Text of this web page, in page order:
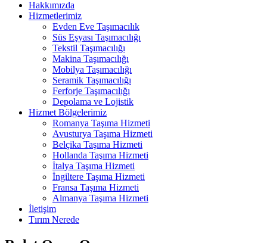
Hakkımızda
Hizmetlerimiz
Evden Eve Taşımacılık
Süs Eşyası Taşımacılığı
Tekstil Taşımacılığı
Makina Taşımacılığı
Mobilya Taşımacılığı
Seramik Taşımacılığı
Ferforje Taşımacılığı
Depolama ve Lojistik
Hizmet Bölgelerimiz
Romanya Taşıma Hizmeti
Avusturya Taşıma Hizmeti
Belçika Taşıma Hizmeti
Hollanda Taşıma Hizmeti
İtalya Taşıma Hizmeti
İngiltere Taşıma Hizmeti
Fransa Taşıma Hizmeti
Almanya Taşıma Hizmeti
İletişim
Tırım Nerede